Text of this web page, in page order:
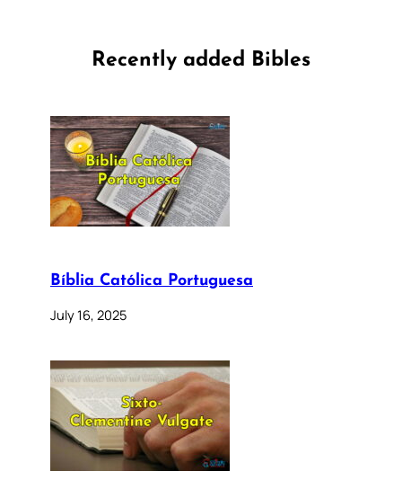
Recently added Bibles
Bíblia Católica Portuguesa
July 16, 2025